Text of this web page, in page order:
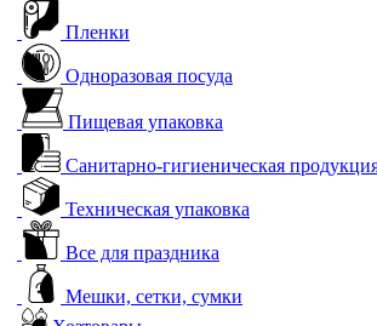
Пленки
Одноразовая посуда
Пищевая упаковка
Санитарно-гигиеническая
Техническая упаковка
Все для праздника
Мешки, сетки, сумки